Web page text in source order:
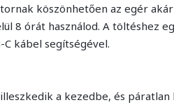
köszönhetően az egér
8 órát használod. A töltéshez
kábel segítségével.
a kezedbe, és